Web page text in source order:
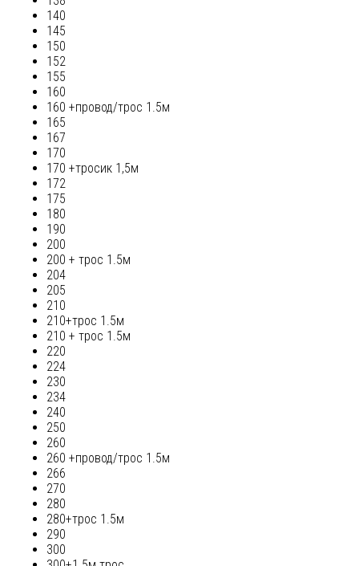
140
145
150
152
155
160
160 +провод/трос 1.5м
165
167
170
170 +тросик 1,5м
172
175
180
190
200
200 + трос 1.5м
204
205
210
210+трос 1.5м
210 + трос 1.5м
220
224
230
234
240
250
260
260 +провод/трос 1.5м
266
270
280
280+трос 1.5м
290
300